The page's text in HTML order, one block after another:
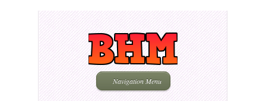
Navigation Menu